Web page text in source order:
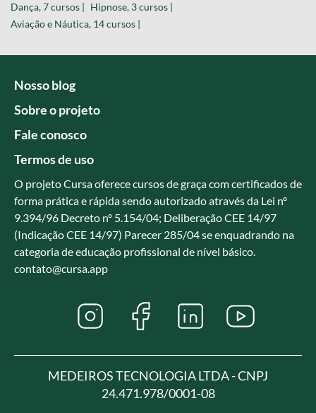
Dança, 7 cursos |
Hipnose, 3 cursos |
Aviação e Náutica, 14 cursos |
Nosso blog
Sobre o projeto
Fale conosco
Termos de uso
O projeto Cursa oferece cursos de graça com certificados de
forma prática e rápida sendo autorizado através da Lei nº
9.394/96 Decreto nº 5.154/04; Deliberação CEE 14/97
(Indicação CEE 14/97) Parecer 285/04 se enquadrando na
categoria de educação profissional de nível básico.
contato@cursa.app
MEDEIROS TECNOLOGIA LTDA - CNPJ
24.471.978/0001-08